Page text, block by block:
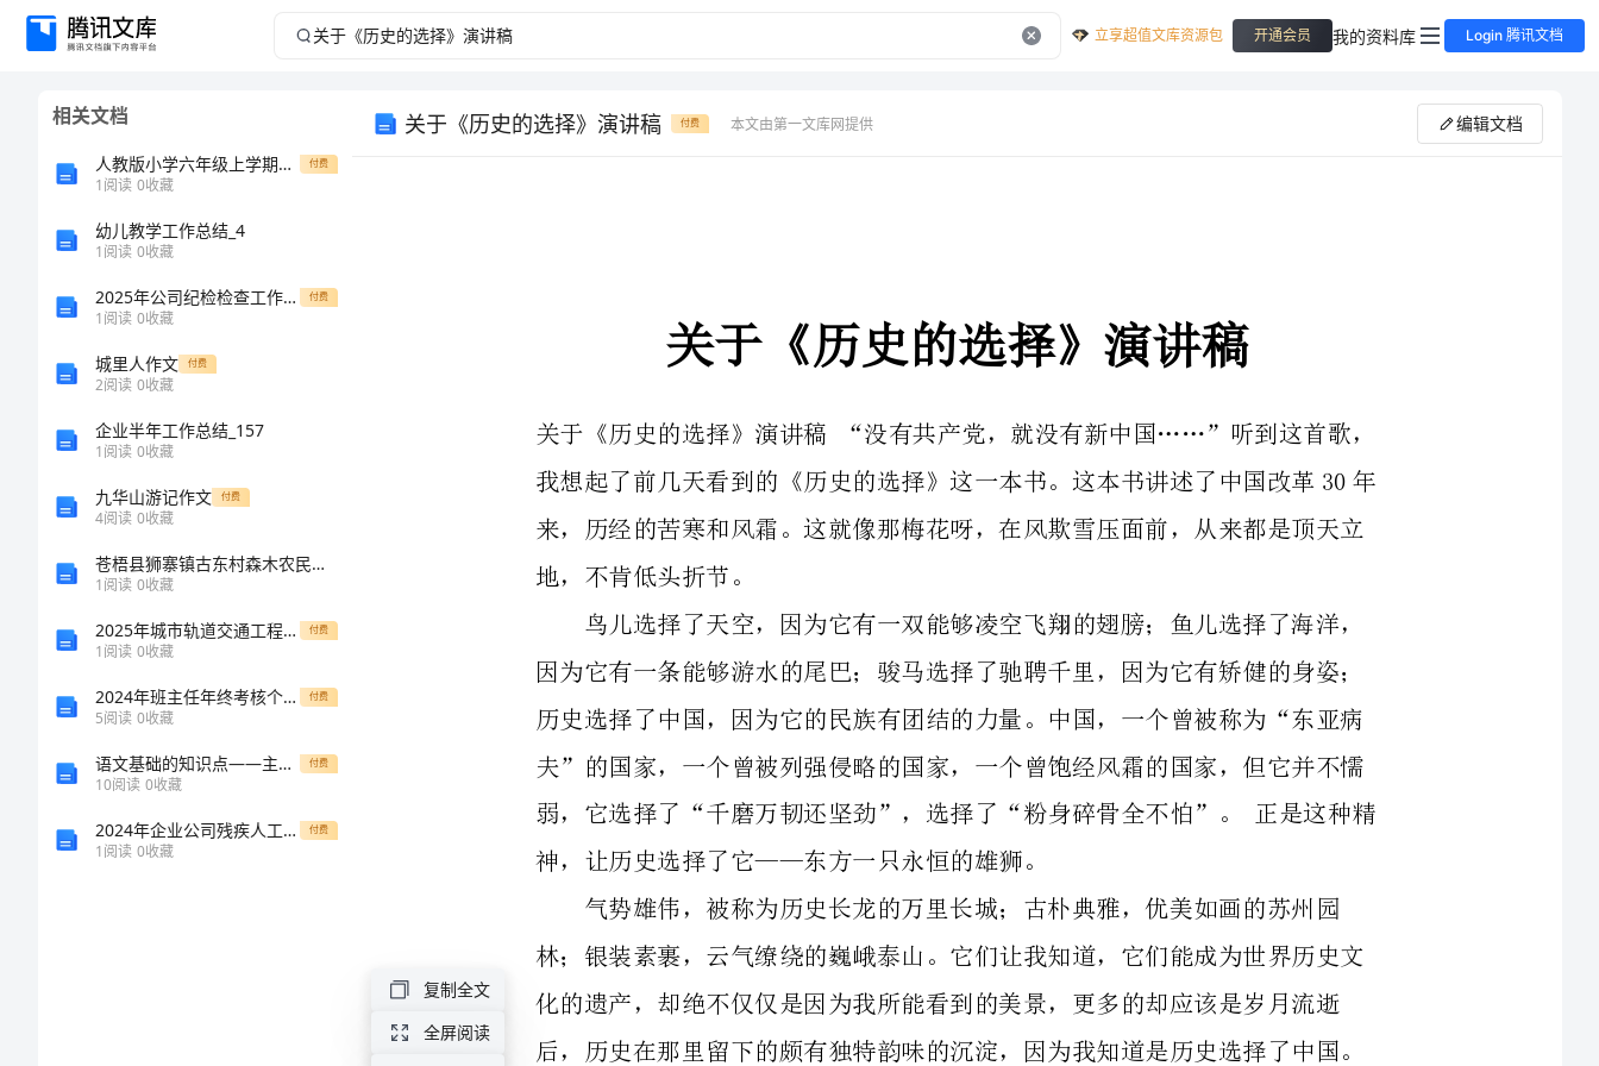
关
《历
择》
《历
立享超值文库资源包 开通会员 我的资料库 Login 腾讯文档
相关文档
人教版小学六年级上学期英语期末综合练习试卷(有答案)样稿 付费
1阅读 0收藏
幼儿教学工作总结_4
1阅读 0收藏
2025年公司纪检检查工作总结 付费
1阅读 0收藏
城里人作文 付费
2阅读 0收藏
企业半年工作总结_157
1阅读 0收藏
九华山游记作文 付费
4阅读 0收藏
苍梧县狮寨镇古东村森木农民专业合作社介绍企业发展分析报告
1阅读 0收藏
2025年城市轨道交通工程车辆采购策划合同 付费
1阅读 0收藏
2024年班主任年终考核个人工作总结 付费
5阅读 0收藏
语文基础的知识点——主谓宾定状补 付费
10阅读 0收藏
2024年企业公司残疾人工作的自我总结范文 付费
1阅读 0收藏
关于《历史的选择》演讲稿 付费 本文由第一文库网提供 编辑文档
更加煜煜闪光，文学的园地也因为有你这颗星而更加灿烂辉煌，我想这些是伟
大人物积累而成的文化。
汩罗江上的一圈涟漪，让我不得不想到屈原，一个愤世嫉俗，报国无门的臣
关于《历史的选择》演讲稿“没有共产党，就没有新中国……”听到这首歌，
地，不肯低头折节。
鸟儿选择了天空，因为它有一双能够凌空飞翔的翅膀；鱼儿选择了海洋，
因为它有一条能够游水的尾巴；骏马选择了驰聘千里，因为它有矫健的身姿；
弱，它选择了“千磨万韧还坚劲”，选择了“粉身碎骨全不怕”。正是这种精
神，让历史选择了它——东方一只永恒的雄狮。
化的遗产，却绝不仅仅是因为我所能看到的美景，更多的却应该是岁月流逝
后，历史在那里留下的颇有独特韵味的沉淀，因为我知道是历史选择了中国。
着历史的沧桑。他，司马迁，饱含心酸用自己的丹青妙笔著成了“史家之绝
复制全文
全屏阅读